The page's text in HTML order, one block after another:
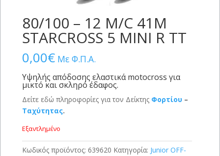
80/100 – 12 M/C 41M
STARCROSS 5 MINI R TT
0,00€ Με Φ.Π.Α.
Υψηλής απόδοσης ελαστικά motocross για
μικτό και σκληρό έδαφος.
Δείτε εδώ πληροφορίες για τον Δείκτης Φορτίου –
Ταχύτητας.
Εξαντλημένο
Κωδικός προϊόντος: 639620 Κατηγορία: Junior OFF-